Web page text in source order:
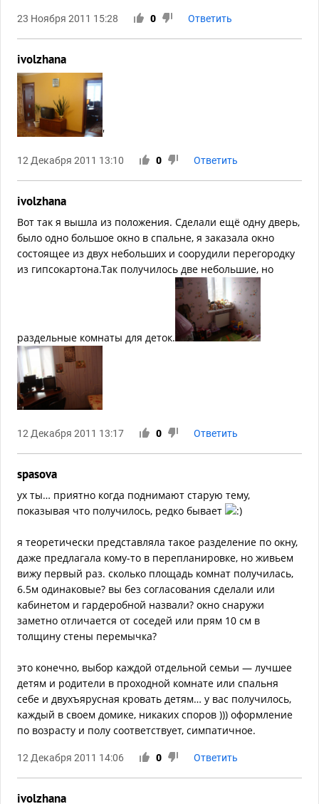
23 Ноября 2011 15:28 0 Ответить
ivolzhana
'
12 Декабря 2011 13:10 0 Ответить
ivolzhana
Вот так я вышла из положения. Сделали ещё одну дверь,
было одно большое окно в спальне, я заказала окно
состоящее из двух небольших и соорудили перегородку
из гипсокартона.Так получилось две небольшие, но
раздельные комнаты для деток.
12 Декабря 2011 13:17 0 Ответить
spasova
ух ты… приятно когда поднимают старую тему,
показывая что получилось, редко бывает
я теоретически представляла такое разделение по окну,
даже предлагала кому-то в перепланировке, но живьем
вижу первый раз. сколько площадь комнат получилась,
6.5м одинаковые? вы без согласования сделали или
кабинетом и гардеробной назвали? окно снаружи
заметно отличается от соседей или прям 10 см в
толщину стены перемычка?
это конечно, выбор каждой отдельной семьи — лучшее
детям и родители в проходной комнате или спальня
себе и двухъярусная кровать детям… у вас получилось,
каждый в своем домике, никаких споров ))) оформление
по возрасту и полу соответствует, симпатичное.
12 Декабря 2011 14:06 0 Ответить
ivolzhana